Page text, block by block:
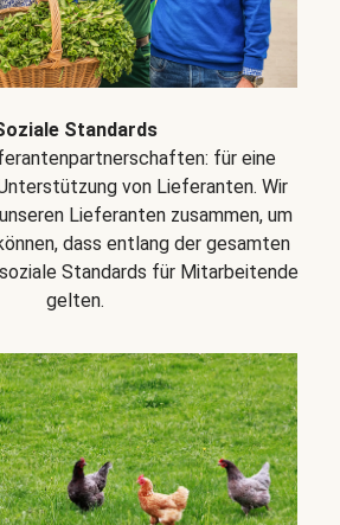
Standards
für eine
von Lieferanten. Wir
Lieferanten zusammen, um
dass entlang der gesamten
Standards für Mitarbeitende
gelten.